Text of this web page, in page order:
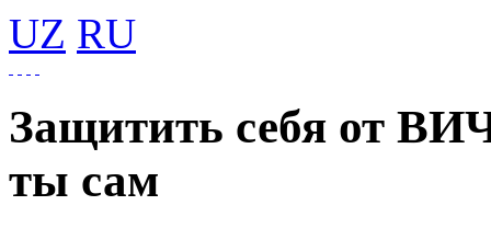
UZ RU
Защитить себя от
ты сам